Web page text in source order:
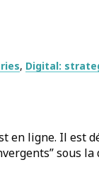
Digital:
en ligne. Il est
sous la